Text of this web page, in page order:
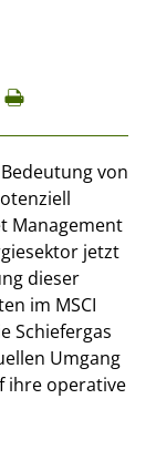
von
Management
jetzt
dieser
im MSCI
Schiefergas
Umgang
ihre operative